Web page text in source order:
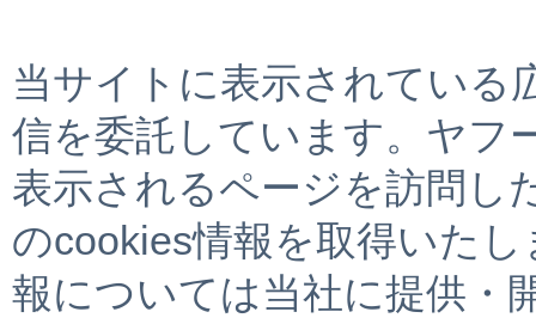
当サイトに表示されている
信を委託しています。ヤフ
表示されるページを訪問し
のcookies情報を取得いた
報については当社に提供・